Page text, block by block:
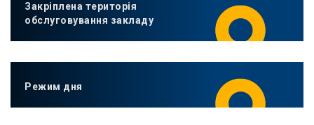
Закріплена територія
обслуговування закладу
Режим дня